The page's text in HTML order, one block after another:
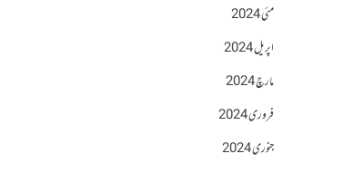
مئی 2024
اپریل 2024
مارچ 2024
فروری 2024
جنوری 2024